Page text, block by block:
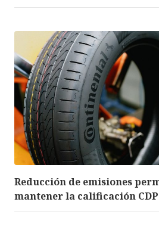
Reducción de emisiones
mantener la calificación CDP